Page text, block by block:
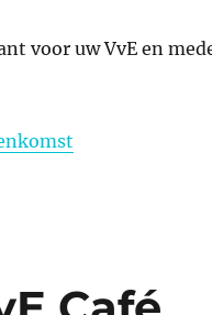
voor uw VvE en